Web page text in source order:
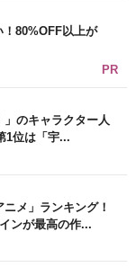
80%OFF以上が
PR
」のキャラクター人
1位は「宇...
ニメ」ランキング！
ンが最高の作...